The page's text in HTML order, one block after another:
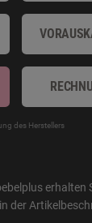
des Herstellers
erhalten
der